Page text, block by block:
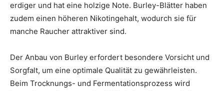
erdiger und hat eine holzige Note. Burley-Blätter haben
zudem einen höheren Nikotingehalt, wodurch sie für
manche Raucher attraktiver sind.
Der Anbau von Burley erfordert besondere Vorsicht und
Sorgfalt, um eine optimale Qualität zu gewährleisten.
Beim Trocknungs- und Fermentationsprozess wird